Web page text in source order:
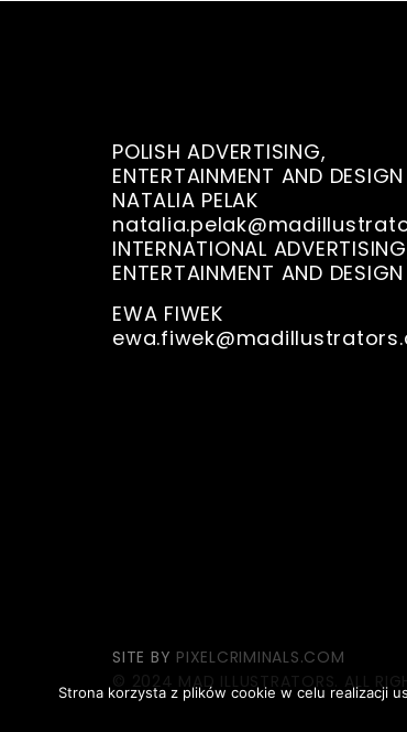
POLISH ADVERTISING,
ENTERTAINMENT AND DESIGN
NATALIA PELAK
INTERNATIONAL
ENTERTAINMENT AND DESIGN
EWA FIWEK
SITE BY PIXELCRIMINALS.COM
© 2024 MAD ILLUSTRATORS. ALL
Strona korzysta z plików cookie w celu realizacji